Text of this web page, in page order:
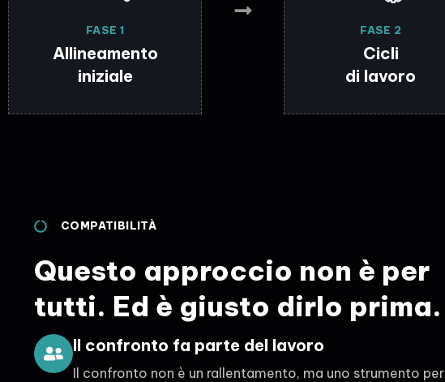
FASE 1
Allineamento
iniziale
FASE 2
Cicli
di lavoro
COMPATIBILITÀ
Questo approccio non è per
tutti. Ed è giusto dirlo prima.
Il confronto fa parte del lavoro
Il confronto non è un rallentamento, ma uno strumento per